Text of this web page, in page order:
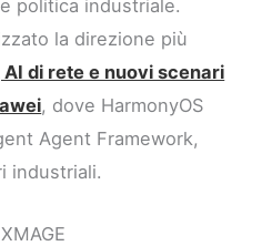
politica industriale.
la direzione più
AI di rete e nuovi scenari
, dove HarmonyOS
Agent Framework,
industriali.